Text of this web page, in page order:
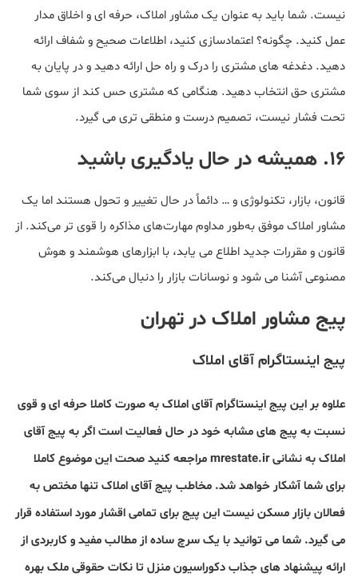
نیست. شما باید به عنوان یک مشاور املاک، حرفه ای و اخلاق مدار
عمل کنید. چگونه؟ اعتمادسازی کنید، اطلاعات صحیح ‌و شفاف ارائه
دهید. دغدغه های مشتری را درک و راه حل ارائه دهید و در پایان به
مشتری حق انتخاب دهید. هنگامی که‌ مشتری حس کند از سوی شما
تحت فشار نیست، تصمیم درست و منطقی تری می گیرد.
۱۶. همیشه در حال یادگیری باشید
قانون، بازار، تکنولوژی و ‌… دائماً در حال تغییر و تحول هستند اما یک
مشاور املاک موفق به‌طور مداوم مهارت‌های مذاکره را قوی تر می‌کند. از
قانون ‌و مقررات جدید اطلاع می یابد، با ابزارهای هوشمند و هوش
مصنوعی آشنا می شود و نوسانات بازار را دنبال می‌کند.
پیج مشاور املاک در تهران
پیج اینستاگرام آقای املاک
علاوه بر این پیج اینستاگرام آقای املاک به صورت کاملا حرفه ای و قوی
نسبت به پیج های مشابه خود در حال فعالیت است اگر به پیج آقای
املاک به نشانیmrestate.ir مراجعه کنید صحت این موضوع کاملا
برای شما آشکار خواهد شد. مخاطب پیج آقای املاک تنها مختص به
فعالان بازار مسکن نیست این پیج برای تمامی اقشار مورد استفاده قرار
می گیرد. شما می توانید با یک سرچ ساده از مطالب مفید و کاربردی از
ارائه پیشنهاد های جذاب دکوراسیون منزل تا نکات حقوقی ملک بهره